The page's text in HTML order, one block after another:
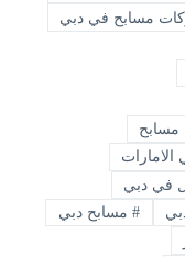
مسابح في دبي
في دبي
# مسابح دبي